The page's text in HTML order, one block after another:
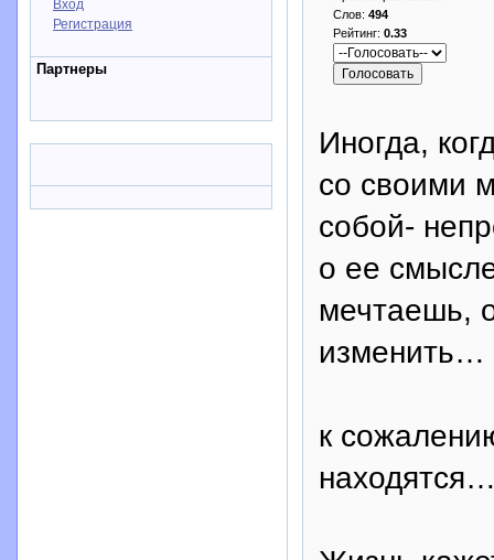
Вход
Регистрация
Партнеры
Слов: 494
Рейтинг: 0.33
Иногда,
со своими
собой-
о ее
мечтаешь,
изменить…
к